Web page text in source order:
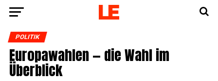
POLITIK
Euro­pa­wah­len — die Wahl im
Überblick